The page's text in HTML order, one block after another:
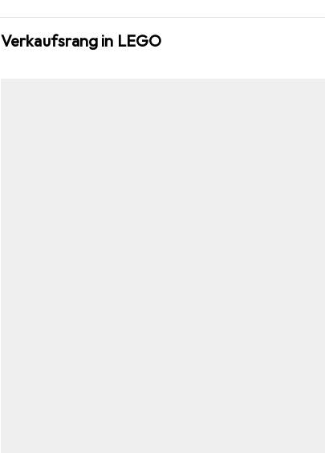
Verkaufsrang in LEGO